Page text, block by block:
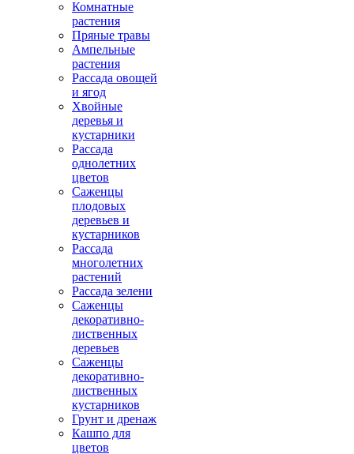
Комнатные
растения
Пряные травы
Ампельные
растения
Рассада овощей
и ягод
Хвойные
деревья и
кустарники
Рассада
однолетних
цветов
Саженцы
плодовых
деревьев и
кустарников
Рассада
многолетних
растений
Рассада зелени
Саженцы
декоративно-
лиственных
деревьев
Саженцы
декоративно-
лиственных
кустарников
Грунт и дренаж
Кашпо для
цветов